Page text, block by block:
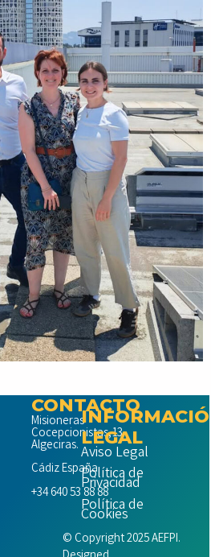
CONTACTO
Misioneras
Cocepcionistas,13
Algeciras.
Cádiz España.
+34 640 53 88 88
LEGAL
Aviso Legal
Política de
Privacidad
Política de
Cookies
© Copyright 2025 AEFPI.